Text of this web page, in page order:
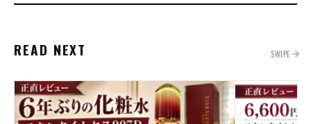
READ NEXT SWIPE